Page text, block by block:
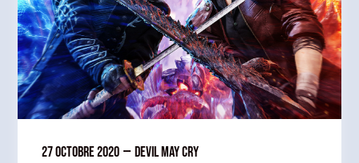
27 octobre 2020 — Devil May Cry